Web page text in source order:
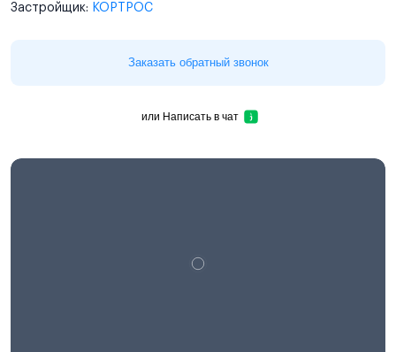
Застройщик: КОРТРОС
Заказать обратный звонок
или Написать в чат